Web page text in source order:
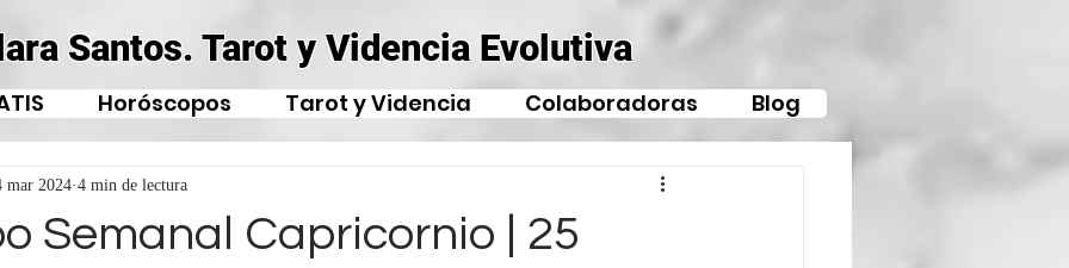
Santos. Tarot y Videncia Evolutiva
Horóscopos Tarot y Videncia Colaboradoras Blog
Semanal Capricornio | 25
mar 20244 min de lectura